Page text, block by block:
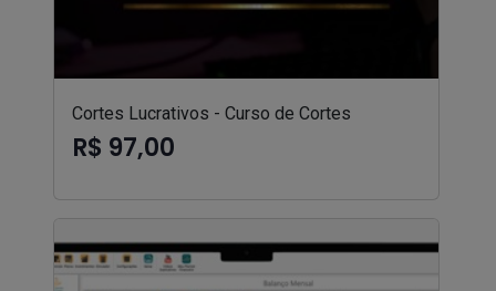
Cortes Lucrativos - Curso de Cortes
R$ 97,00